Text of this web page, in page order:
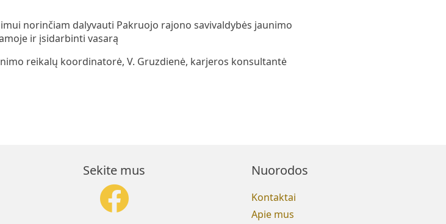
norinčiam dalyvauti Pakruojo rajono savivaldybės jaunimo
ir įsidarbinti vasarą
reikalų koordinatorė, V. Gruzdienė, karjeros konsultantė
Sekite mus Nuorodos
Kontaktai
Apie mus